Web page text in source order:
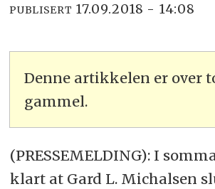
PUBLISERT 17.09.2018 - 14:08
Denne artikkelen er over
gammel.
(PRESSEMELDING): I
klart at Gard L. Michalsen